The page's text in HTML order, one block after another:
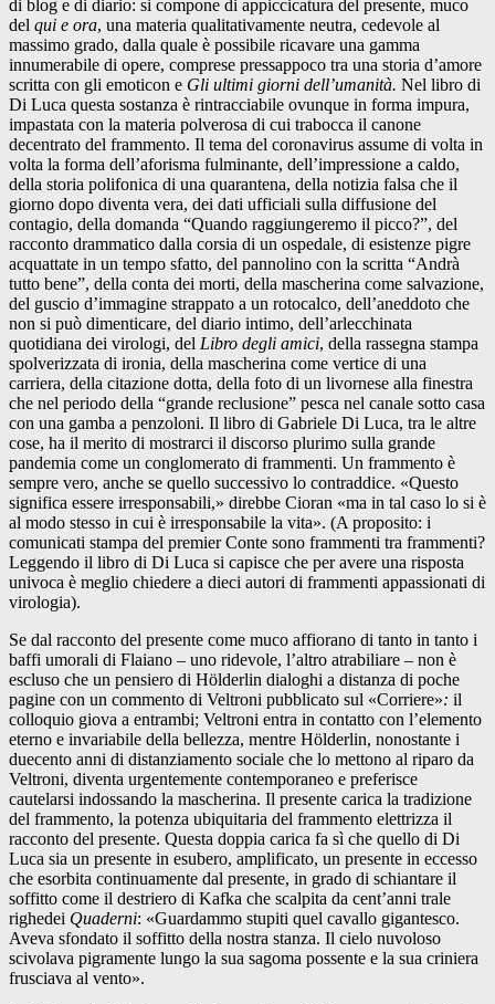
di blog e di diario: si compone di appiccicatura del presente, muco
del qui e ora, una materia qualitativamente neutra, cedevole al
massimo grado, dalla quale è possibile ricavare una gamma
innumerabile di opere, comprese pressappoco tra una storia d’amore
scritta con gli emoticon e Gli ultimi giorni dell’umanità. Nel libro di
Di Luca questa sostanza è rintracciabile ovunque in forma impura,
impastata con la materia polverosa di cui trabocca il canone
decentrato del frammento. Il tema del coronavirus assume di volta in
volta la forma dell’aforisma fulminante, dell’impressione a caldo,
della storia polifonica di una quarantena, della notizia falsa che il
giorno dopo diventa vera, dei dati ufficiali sulla diffusione del
contagio, della domanda “Quando raggiungeremo il picco?”, del
racconto drammatico dalla corsia di un ospedale, di esistenze pigre
acquattate in un tempo sfatto, del pannolino con la scritta “Andrà
tutto bene”, della conta dei morti, della mascherina come salvazione,
del guscio d’immagine strappato a un rotocalco, dell’aneddoto che
non si può dimenticare, del diario intimo, dell’arlecchinata
quotidiana dei virologi, del Libro degli amici, della rassegna stampa
spolverizzata di ironia, della mascherina come vertice di una
carriera, della citazione dotta, della foto di un livornese alla finestra
che nel periodo della “grande reclusione” pesca nel canale sotto casa
con una gamba a penzoloni. Il libro di Gabriele Di Luca, tra le altre
cose, ha il merito di mostrarci il discorso plurimo sulla grande
pandemia come un conglomerato di frammenti. Un frammento è
sempre vero, anche se quello successivo lo contraddice. «Questo
significa essere irresponsabili,» direbbe Cioran «ma in tal caso lo si è
al modo stesso in cui è irresponsabile la vita». (A proposito: i
comunicati stampa del premier Conte sono frammenti tra frammenti?
Leggendo il libro di Di Luca si capisce che per avere una risposta
univoca è meglio chiedere a dieci autori di frammenti appassionati di
virologia).
Se dal racconto del presente come muco affiorano di tanto in tanto i
baffi umorali di Flaiano – uno ridevole, l’altro atrabiliare – non è
escluso che un pensiero di Hölderlin dialoghi a distanza di poche
pagine con un commento di Veltroni pubblicato sul «Corriere»: il
colloquio giova a entrambi; Veltroni entra in contatto con l’elemento
eterno e invariabile della bellezza, mentre Hölderlin, nonostante i
duecento anni di distanziamento sociale che lo mettono al riparo da
Veltroni, diventa urgentemente contemporaneo e preferisce
cautelarsi indossando la mascherina. Il presente carica la tradizione
del frammento, la potenza ubiquitaria del frammento elettrizza il
racconto del presente. Questa doppia carica fa sì che quello di Di
Luca sia un presente in esubero, amplificato, un presente in eccesso
che esorbita continuamente dal presente, in grado di schiantare il
soffitto come il destriero di Kafka che scalpita da cent’anni trale
righedei Quaderni: «Guardammo stupiti quel cavallo gigantesco.
Aveva sfondato il soffitto della nostra stanza. Il cielo nuvoloso
scivolava pigramente lungo la sua sagoma possente e la sua criniera
frusciava al vento».